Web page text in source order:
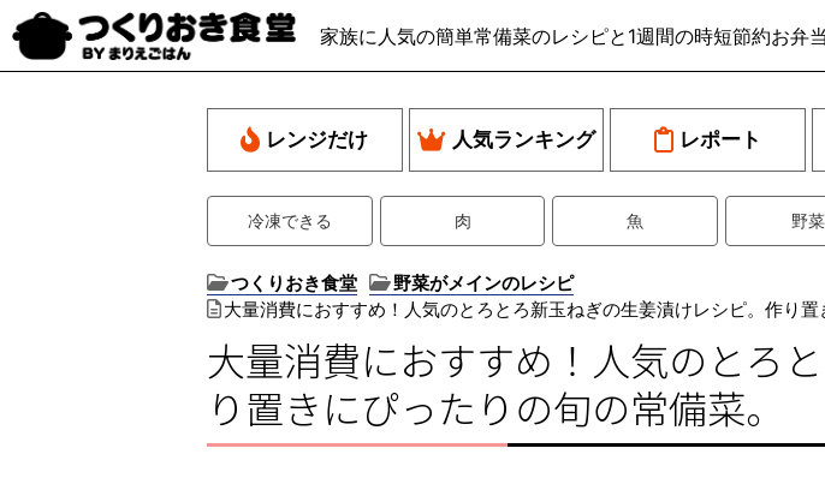
家族に人気の簡単常備菜のレシピと1週間の時短節約お弁
レンジだけ 人気ランキング レポート
冷凍できる 肉 魚 野菜
つくりおき食堂
野菜がメインのレシピ
大量消費におすすめ！人気のとろとろ新玉ねぎの生姜漬けレシピ。作り置
大量消費におすすめ！人気のとろ
り置きにぴったりの旬の常備菜。